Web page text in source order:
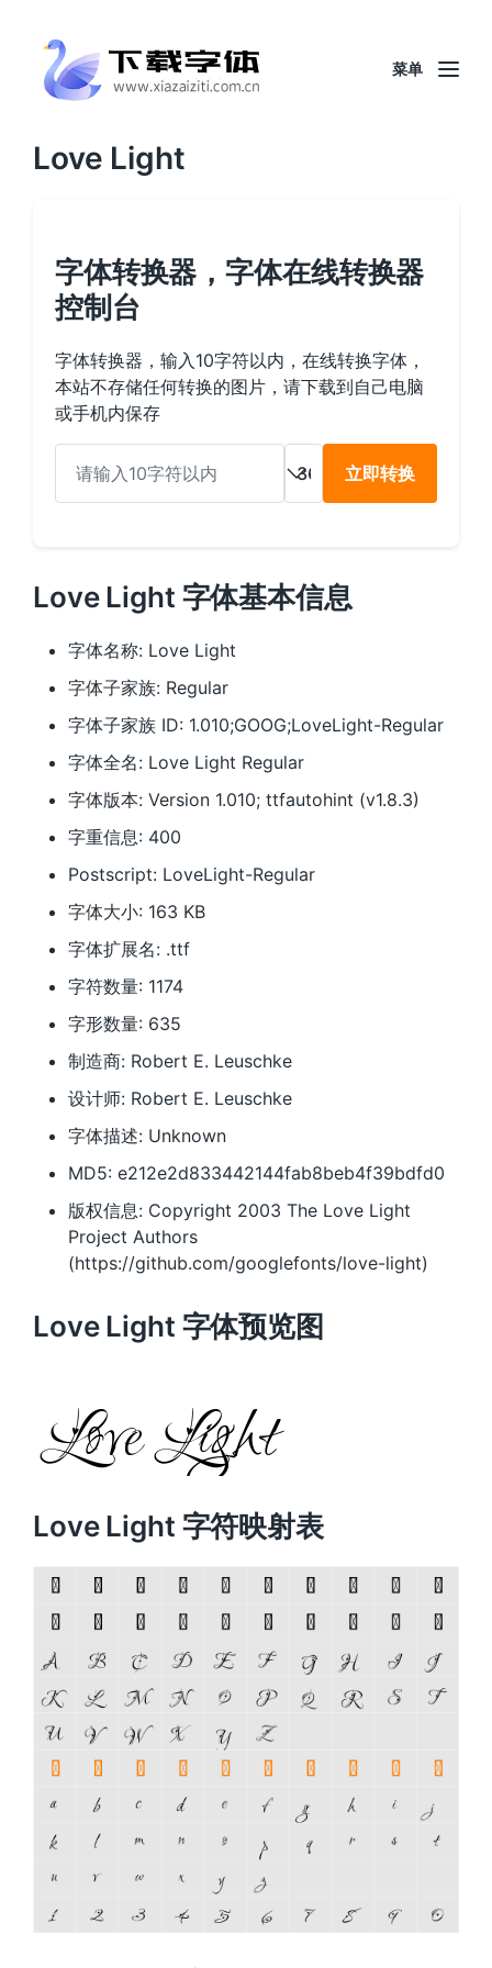
菜单
Love Light
字体转换器，字体在线转换器
控制台
字体转换器，输入10字符以内，在线转换字体，
本站不存储任何转换的图片，请下载到自己电脑
或手机内保存
立即转换
Love Light 字体基本信息
字体名称: Love Light
字体子家族: Regular
字体子家族 ID: 1.010;GOOG;LoveLight-Regular
字体全名: Love Light Regular
字体版本: Version 1.010; ttfautohint (v1.8.3)
字重信息: 400
Postscript: LoveLight-Regular
字体大小: 163 KB
字体扩展名: .ttf
字符数量: 1174
字形数量: 635
制造商: Robert E. Leuschke
设计师: Robert E. Leuschke
字体描述: Unknown
MD5: e212e2d833442144fab8beb4f39bdfd0
版权信息: Copyright 2003 The Love Light
Project Authors
(https://github.com/googlefonts/love-light)
Love Light 字体预览图
Love Light 字符映射表